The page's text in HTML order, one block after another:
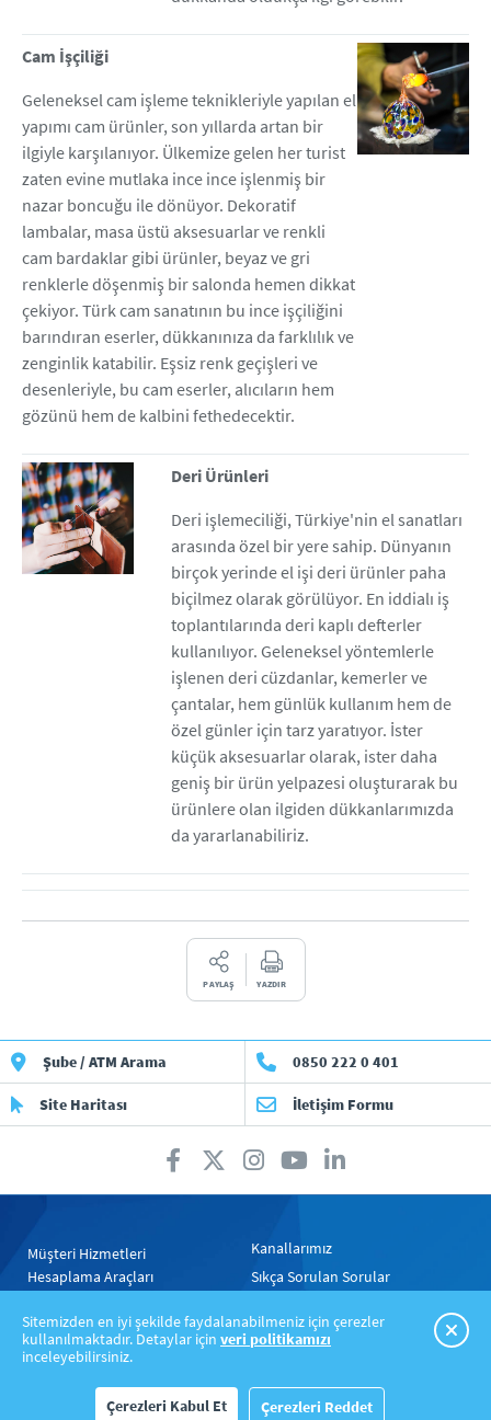
Cam İşçiliği
Geleneksel cam işleme teknikleriyle yapılan el
yapımı cam ürünler, son yıllarda artan bir
ilgiyle karşılanıyor. Ülkemize gelen her turist
zaten evine mutlaka ince ince işlenmiş bir
nazar boncuğu ile dönüyor. Dekoratif
lambalar, masa üstü aksesuarlar ve renkli
cam bardaklar gibi ürünler, beyaz ve gri
renklerle döşenmiş bir salonda hemen dikkat
çekiyor. Türk cam sanatının bu ince işçiliğini
barındıran eserler, dükkanınıza da farklılık ve
zenginlik katabilir. Eşsiz renk geçişleri ve
desenleriyle, bu cam eserler, alıcıların hem
gözünü hem de kalbini fethedecektir.
Deri Ürünleri
Deri işlemeciliği, Türkiye'nin el sanatları
arasında özel bir yere sahip. Dünyanın
birçok yerinde el işi deri ürünler paha
biçilmez olarak görülüyor. En iddialı iş
toplantılarında deri kaplı defterler
kullanılıyor. Geleneksel yöntemlerle
işlenen deri cüzdanlar, kemerler ve
çantalar, hem günlük kullanım hem de
özel günler için tarz yaratıyor. İster
küçük aksesuarlar olarak, ister daha
geniş bir ürün yelpazesi oluşturarak bu
ürünlere olan ilgiden dükkanlarımızda
da yararlanabiliriz.
PAYLAŞ YAZDIR
Şube / ATM Arama 0850 222 0 401
Site Haritası İletişim Formu
Müşteri Hizmetleri
Kanallarımız
Hesaplama Araçları
Sıkça Sorulan Sorular
Sitemizden en iyi şekilde faydalanabilmeniz için çerezler
kullanılmaktadır. Detaylar için veri politikamızı
inceleyebilirsiniz.
Çerezleri Kabul Et Çerezleri Reddet